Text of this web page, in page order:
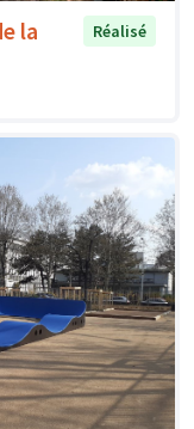
la
Réalisé